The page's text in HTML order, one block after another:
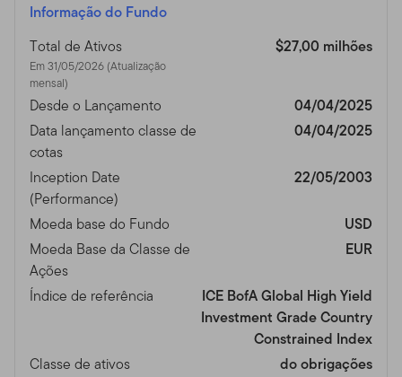
Informação do Fundo
Total de Ativos
Em 31/05/2026 (Atualização
mensal)
$27,00 milhões
Desde o Lançamento
04/04/2025
Data lançamento classe de
cotas
04/04/2025
Inception Date
(Performance)
22/05/2003
Moeda base do Fundo
USD
Moeda Base da Classe de
Ações
EUR
Índice de referência
ICE BofA Global High Yield
Investment Grade Country
Constrained Index
Classe de ativos
do obrigações